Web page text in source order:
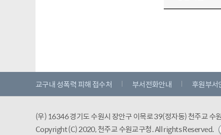
교구내 성폭력 피해 접수처 부서전화안내 후원부서
(우) 16346 경기도 수원시 장안구 이목로 39(정자동) 천주교 수
Copyright (C) 2020, 천주교 수원교구청.All rights Reserved.